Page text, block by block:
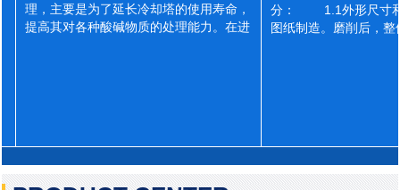
理，主要是为了延长冷却塔的使用寿命，
提高其对各种酸碱物质的处理能力。在进
分： 1.1外形尺寸和
图纸制造。磨削后，